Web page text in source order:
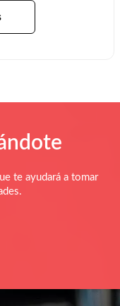
te ayudará a tomar